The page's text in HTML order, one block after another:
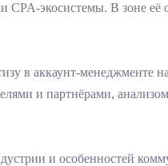
экосистемы. В зоне её
в аккаунт-
и партнёрами,
и особенностей